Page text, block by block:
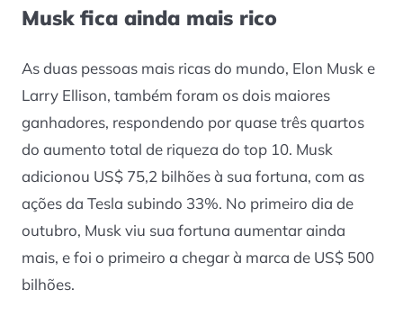
Musk fica ainda mais rico
As duas pessoas mais ricas do mundo, Elon Musk e
Larry Ellison, também foram os dois maiores
ganhadores, respondendo por quase três quartos
do aumento total de riqueza do top 10. Musk
adicionou US$ 75,2 bilhões à sua fortuna, com as
ações da Tesla subindo 33%. No primeiro dia de
outubro, Musk viu sua fortuna aumentar ainda
mais, e foi o primeiro a chegar à marca de US$ 500
bilhões.